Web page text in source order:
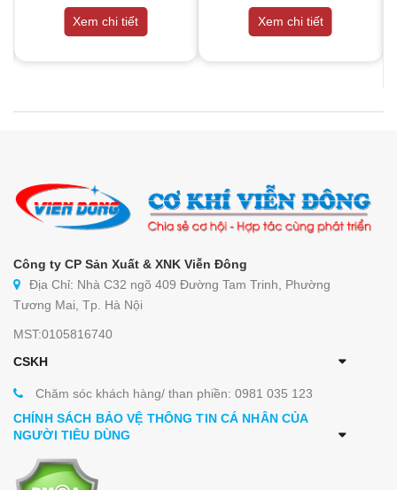
Xem chi tiết Xem chi tiết
Công ty CP Sản Xuất & XNK Viễn Đông
Địa Chỉ: Nhà C32 ngõ 409 Đường Tam Trinh, Phường
Tương Mai, Tp. Hà Nội
MST:0105816740
CSKH
Chăm sóc khách hàng/ than phiền: 0981 035 123
CHÍNH SÁCH BẢO VỆ THÔNG TIN CÁ NHÂN CỦA
NGƯỜI TIÊU DÙNG